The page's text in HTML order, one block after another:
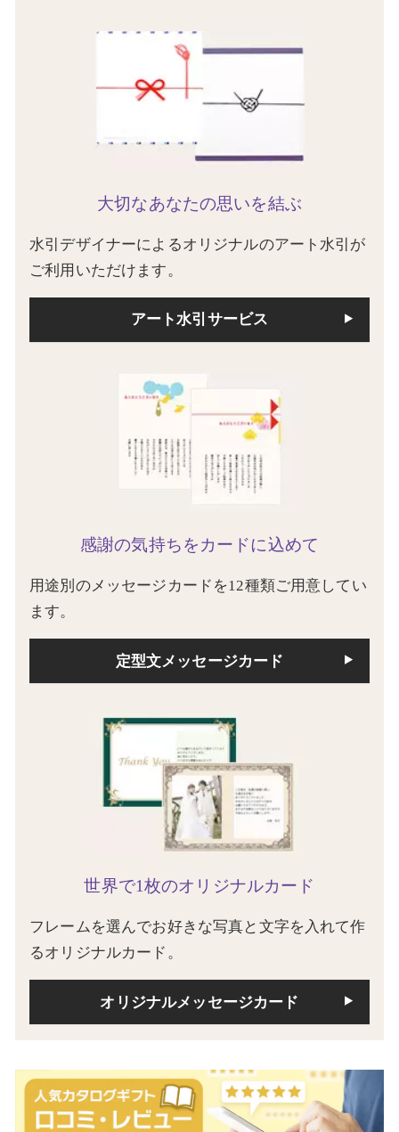
大切なあなたの思いを結ぶ
水引デザイナーによるオリジナルのアート水引が
ご利用いただけます。
アート水引サービス
感謝の気持ちをカードに込めて
用途別のメッセージカードを12種類ご用意してい
ます。
定型文メッセージカード
世界で1枚のオリジナルカード
フレームを選んでお好きな写真と文字を入れて作
るオリジナルカード。
オリジナルメッセージカード